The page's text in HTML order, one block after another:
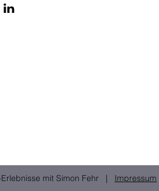
mit Simon Fehr | Impressum